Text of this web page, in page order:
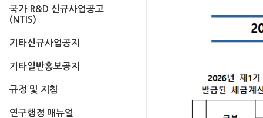
국가 R&D 신규사업공고
(NTIS)
기타신규사업공지
기타일반홍보공지
규정 및 지침
연구행정 매뉴얼